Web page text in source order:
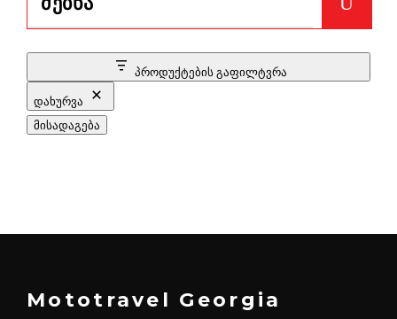
პროდუქტების გაფილტვრა
დახურვა
მისადაგება
Mototravel Georgia